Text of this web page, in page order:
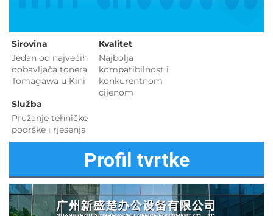
Sirovina
Jedan od najvećih
dobavljača tonera
Tomagawa u Kini
Kvalitet
Najbolja
konkurentnom
cijenom
Služba
Pružanje tehničke
podrške i rješenja
Profil tvrtke